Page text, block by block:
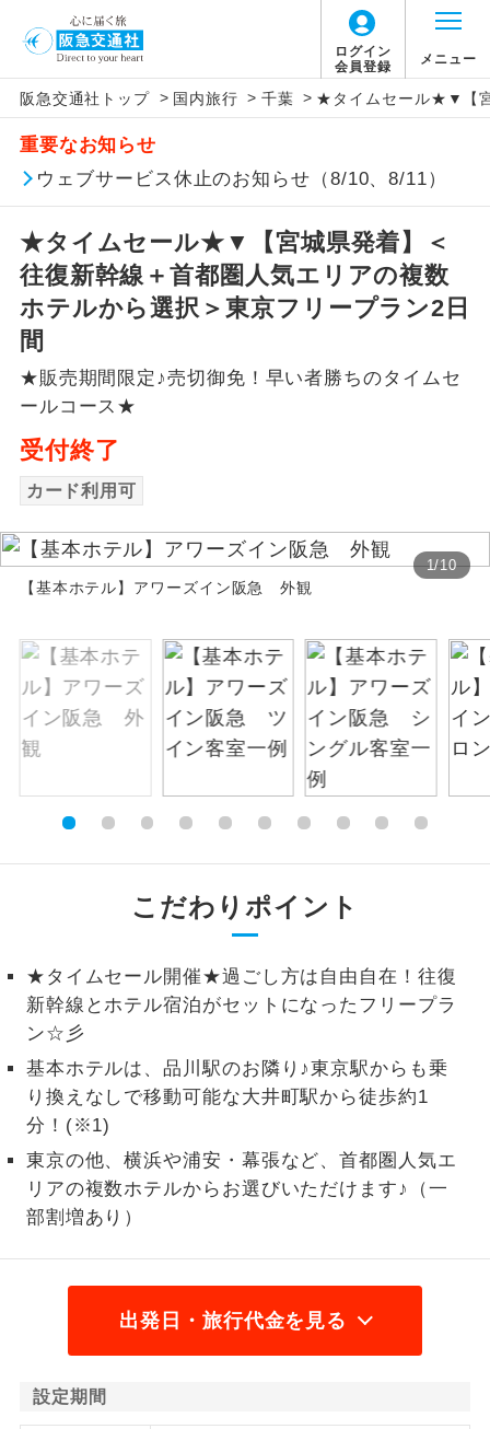
ログイン
会員登録
メニュー
阪急交通社トップ > 国内旅行 > 千葉 > ★タイムセール★▼【宮
重要なお知らせ
ウェブサービス休止のお知らせ（8/10、8/11）
★タイムセール★▼【宮城県発着】＜
往復新幹線＋首都圏人気エリアの複数
ホテルから選択＞東京フリープラン2日
間
★販売期間限定♪売切御免！早い者勝ちのタイムセ
ールコース★
受付終了
カード利用可
1/10
【基本ホテル】アワーズイン阪急 外観
こだわりポイント
★タイムセール開催★過ごし方は自由自在！往復
新幹線とホテル宿泊がセットになったフリープラ
ン☆彡
基本ホテルは、品川駅のお隣り♪東京駅からも乗
り換えなしで移動可能な大井町駅から徒歩約1
分！(※1)
東京の他、横浜や浦安・幕張など、首都圏人気エ
リアの複数ホテルからお選びいただけます♪（一
部割増あり）
出発日・旅行代金を見る
設定期間
アイコン 説明
添乗員同行
往路出発空港（駅）から復路到着空港
（駅）まで同行します。
現地添乗員同
行
現地到着空港（駅）から最終日出発空港
（駅）まで添乗員が同行します。
バスガイド乗
務
バスガイドが乗務し、車内での観光案内
新コース
世界遺産
絶景 絶景スポットに立ち寄るコースです。
温泉 温泉地にも宿泊するコースです。
露天風呂
ご宿泊ホテルに露天風呂が付いていま
す。
大浴場 ご宿泊ホテルに大浴場が付いています。
全食事付き
全てのお食事が付いていますので、お食
事の心配はいりません。（機内食を除
く）
お部屋にてゆっくりとお召し上がりいた
だけます。
をじっくり聞くことができます。
1名様催行
1名様から出発可能な個人型プランで
2名様催行
2名様から出発可能な個人型プランで
す。
おひとり様参
加限定
おひとり様限定でご参加いただけるコー
スです。
コースです。
ご夫婦限定
ご夫婦限定でご参加いただけるコースで
す。
女性限定